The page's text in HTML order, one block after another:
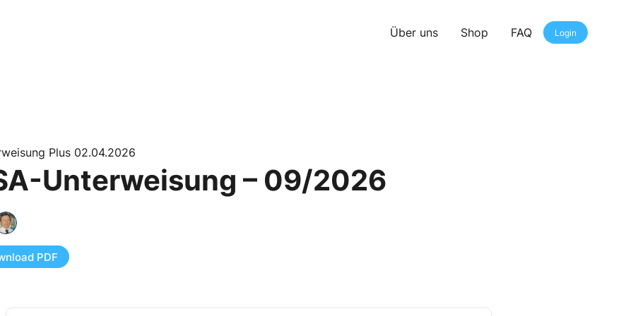
Über uns Shop FAQ Login
Plus 02.04.2026
Unterweisung – 09/2026
PDF